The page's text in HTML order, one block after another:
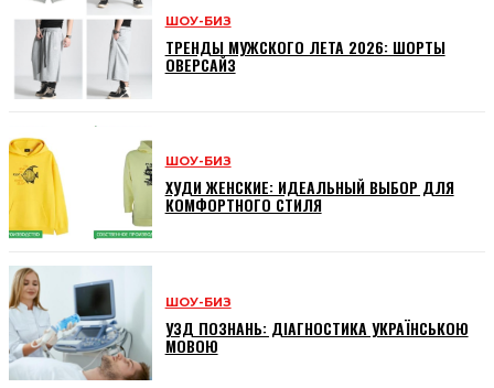
ШОУ-БИЗ
ТРЕНДЫ МУЖСКОГО ЛЕТА 2026: ШОРТЫ
ОВЕРСАЙЗ
ШОУ-БИЗ
ХУДИ ЖЕНСКИЕ: ИДЕАЛЬНЫЙ ВЫБОР ДЛЯ
КОМФОРТНОГО СТИЛЯ
ШОУ-БИЗ
УЗД ПОЗНАНЬ: ДІАГНОСТИКА УКРАЇНСЬКОЮ
МОВОЮ